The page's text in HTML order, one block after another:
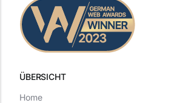
ÜBERSICHT
Home